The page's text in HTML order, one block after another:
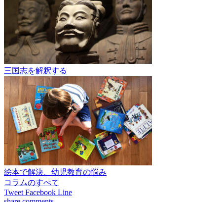
三国志を解釈する
絵本で解決、幼児教育の悩み
コラムのすべて
Tweet Facebook Line